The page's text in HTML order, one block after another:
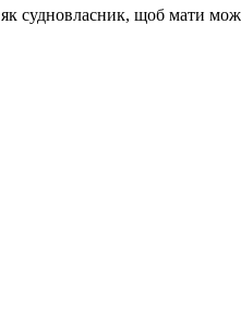
як судновласник, щоб мати